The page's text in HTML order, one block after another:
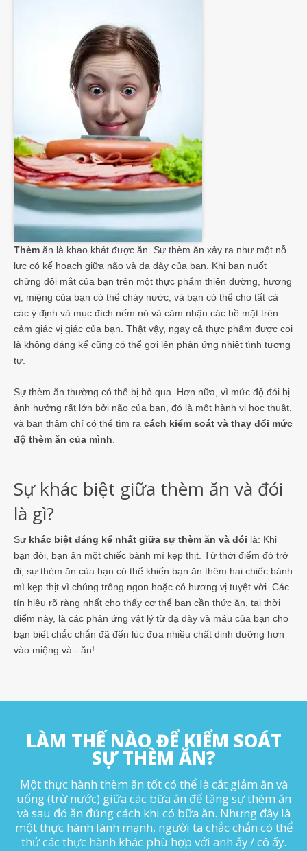
Thèm ăn là khao khát được ăn. Sự thèm ăn xảy ra như một nỗ
lực có kế hoạch giữa não và dạ dày của bạn. Khi bạn nuốt
chửng đôi mắt của bạn trên một thực phẩm thiên đường, hương
vị, miệng của bạn có thể chảy nước, và bạn có thể cho tất cả
các ý định và mục đích nếm nó và cảm nhận các bề mặt trên
cảm giác vị giác của bạn. Thật vậy, ngay cả thực phẩm được coi
là không đáng kể cũng có thể gợi lên phản ứng nhiệt tình tương
tự.
Sự thèm ăn thường có thể bị bỏ qua. Hơn nữa, vì mức độ đói bị
ảnh hưởng rất lớn bởi não của bạn, đó là một hành vi học thuật,
và bạn thậm chí có thể tìm ra cách kiểm soát và thay đổi mức
độ thèm ăn của mình
Sự khác biệt giữa thèm ăn và đói
là gì?
Sự khác biệt đáng kể nhất giữa sự thèm ăn và đói là: Khi
bạn đói, bạn ăn một chiếc bánh mì kẹp thịt. Từ thời điểm đó trở
đi, sự thèm ăn của bạn có thể khiến bạn ăn thêm hai chiếc bánh
mì kẹp thịt vì chúng trông ngon hoặc có hương vị tuyệt vời. Các
tín hiệu rõ ràng nhất cho thấy cơ thể bạn cần thức ăn, tại thời
điểm này, là các phản ứng vật lý từ dạ dày và máu của bạn cho
bạn biết chắc chắn đã đến lúc đưa nhiều chất dinh dưỡng hơn
vào miệng và - ăn!
LÀM THẾ NÀO ĐỂ KIỂM SOÁT
SỰ THÈM ĂN?
Một thực hành thèm ăn tốt có thể là cắt giảm ăn và
uống (trừ nước) giữa các bữa ăn để tăng sự thèm ăn
và sau đó ăn đúng cách khi có bữa ăn. Nhưng đây là
một thực hành lành mạnh, người ta chắc chắn có thể
thử các thực hành khác phù hợp với anh ấy / cô ấy.